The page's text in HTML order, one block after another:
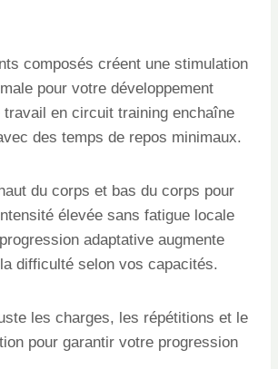
composés créent une stimulation
pour votre développement
travail en circuit training enchaîne
des temps de repos minimaux.
du corps et bas du corps pour
élevée sans fatigue locale
adaptative augmente
difficulté selon vos capacités.
les charges, les répétitions et le
pour garantir votre progression